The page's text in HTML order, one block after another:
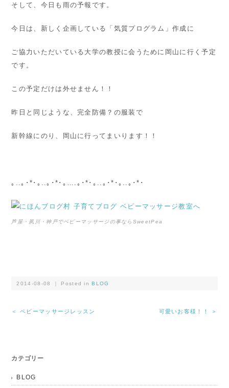
そして、今日も雨の予報です。
今日は、新しく企画している「気質プログラム」作成に
ご協力いただいている大学の教授に会うために岡山に行く予定
です。
この予定だけは外せません！！
昨日と同じような、完全防備？の服装で
新幹線にのり、岡山に行ってまいります！！
｡..｡･*･｡..｡･*･｡….｡･*･｡..｡･*･｡..｡･*･
芦屋・夙川・神戸でベビーマッサージの事ならSweetPea
2014-08-08 ｜ Posted inBLOG
＜ ベビーマッサージレッスン 可愛いお客様！！ ＞
カテゴリー
BLOG